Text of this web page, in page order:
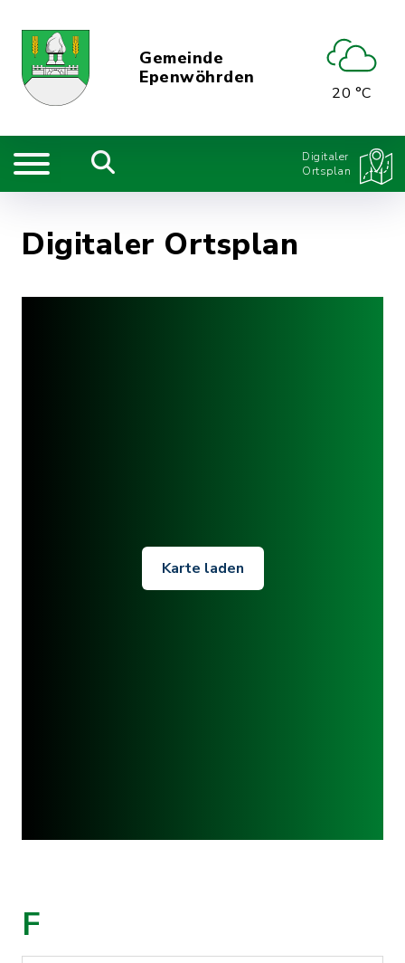
Gemeinde
Epenwöhrden
20 °C
Digitaler
Ortsplan
Digitaler Ortsplan
Karte laden
F